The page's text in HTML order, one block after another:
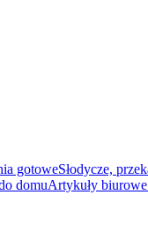
gotoweSłodycze,
domuArtykuły